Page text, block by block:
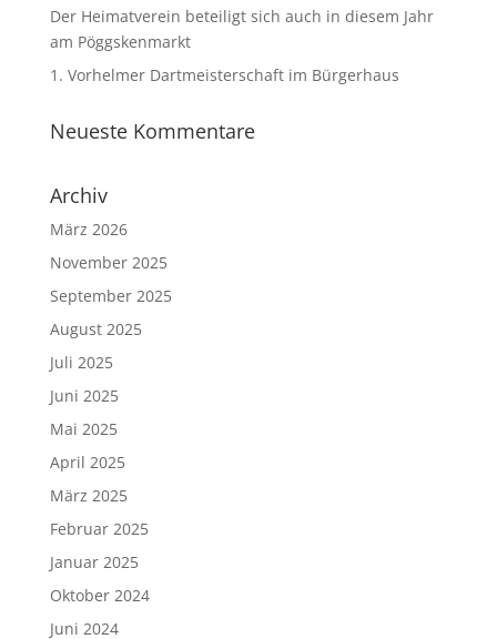
Der Heimatverein beteiligt sich auch in diesem Jahr
am Pöggskenmarkt
1. Vorhelmer Dartmeisterschaft im Bürgerhaus
Neueste Kommentare
Archiv
März 2026
November 2025
September 2025
August 2025
Juli 2025
Juni 2025
Mai 2025
April 2025
März 2025
Februar 2025
Januar 2025
Oktober 2024
Juni 2024